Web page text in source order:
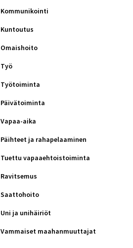
Kommunikointi
Kuntoutus
Omaishoito
Työ
Työtoiminta
Päivätoiminta
Vapaa-aika
Päihteet ja rahapelaaminen
Tuettu vapaaehtoistoiminta
Ravitsemus
Saattohoito
Uni ja unihäiriöt
Vammaiset maahanmuuttajat